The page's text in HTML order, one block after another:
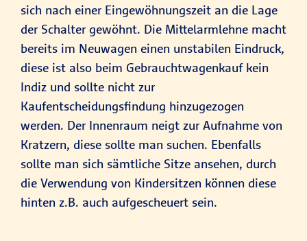
sich nach einer Eingewöhnungszeit an die Lage
der Schalter gewöhnt. Die Mittelarmlehne macht
bereits im Neuwagen einen unstabilen Eindruck,
diese ist also beim Gebrauchtwagenkauf kein
Indiz und sollte nicht zur
Kaufentscheidungsfindung hinzugezogen
werden. Der Innenraum neigt zur Aufnahme von
Kratzern, diese sollte man suchen. Ebenfalls
sollte man sich sämtliche Sitze ansehen, durch
die Verwendung von Kindersitzen können diese
hinten z.B. auch aufgescheuert sein.